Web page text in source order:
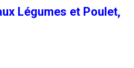
Légumes et Poulet,